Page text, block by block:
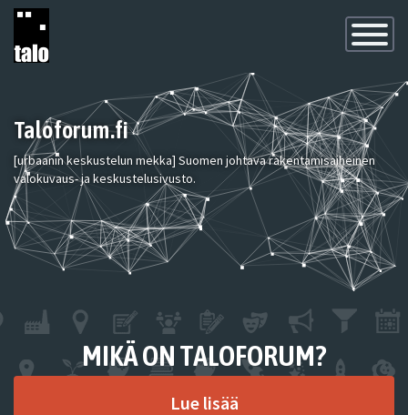
Toggle
Taloforum.fi
[urbaanin keskustelun mekka] Suomen johtava rakentamisaiheinen
valokuvaus- ja keskustelusivusto.
MIKÄ ON TALOFORUM?
Lue lisää